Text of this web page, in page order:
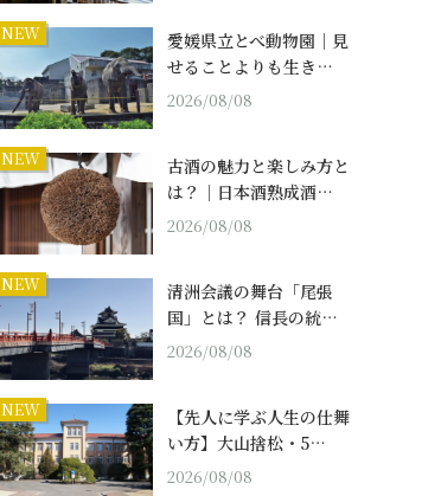
NEW
愛媛県立とべ動物園｜見
せることよりも生き…
2026/08/08
NEW
古酒の魅力と楽しみ方と
は？｜日本酒熟成酒…
2026/08/08
NEW
清洲会議の舞台「尾張
国」とは？ 信長の統…
2026/08/08
NEW
【先人に学ぶ人生の仕舞
い方】大山捨松・5…
2026/08/08